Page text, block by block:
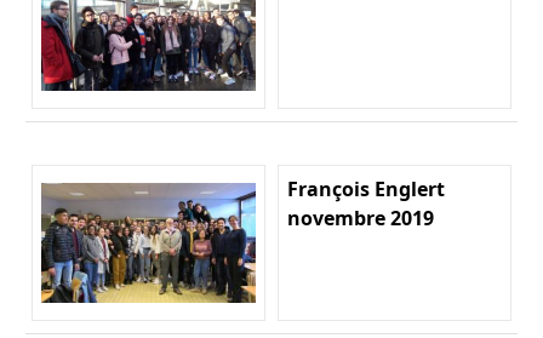
François Englert
novembre 2019